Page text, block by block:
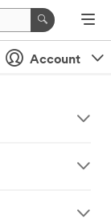
Account